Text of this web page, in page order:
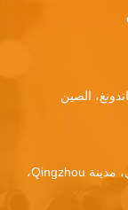
عنوان المصنع: طريق Fenghuangshan الشرقي، مدينة Qingzhou،